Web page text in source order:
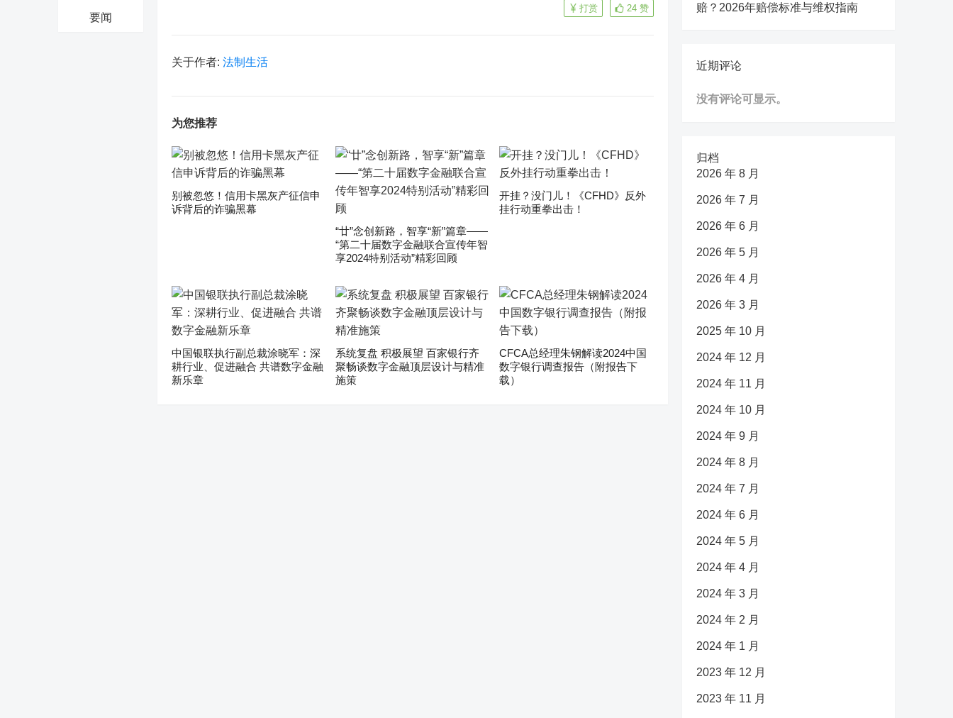
要闻
24 赞
打赏
关于作者: 法制生活
为您推荐
别被忽悠！信用卡黑灰产征信申
诉背后的诈骗黑幕
“廿”念创新路，智享“新”篇章——
“第二十届数字金融联合宣传年智
享2024特别活动”精彩回顾
开挂？没门儿！《CFHD》反外
挂行动重拳出击！
中国银联执行副总裁涂晓军：深
耕行业、促进融合 共谱数字金融
新乐章
系统复盘 积极展望 百家银行齐
聚畅谈数字金融顶层设计与精准
施策
CFCA总经理朱钢解读2024中国
数字银行调查报告（附报告下
载）
赔？2026年赔偿标准与维权指南
近期评论
没有评论可显示。
归档
2026 年 8 月
2026 年 7 月
2026 年 6 月
2026 年 5 月
2026 年 4 月
2026 年 3 月
2025 年 10 月
2024 年 12 月
2024 年 11 月
2024 年 10 月
2024 年 9 月
2024 年 8 月
2024 年 7 月
2024 年 6 月
2024 年 5 月
2024 年 4 月
2024 年 3 月
2024 年 2 月
2024 年 1 月
2023 年 12 月
2023 年 11 月